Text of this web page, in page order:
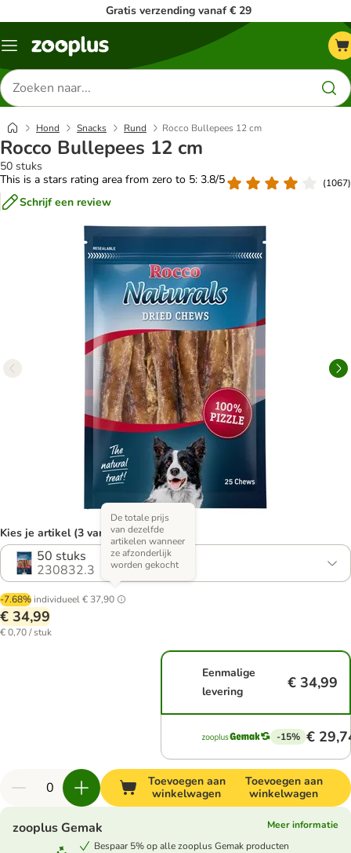
Gratis verzending vanaf € 29
Menu
Zoeken
naar
producten
Hond Snacks Rund Rocco Bullepees 12 cm
Rocco Bullepees 12 cm
50 stuks
This is a stars rating area from zero to 5: 3.8/5
(1067)
Schrijf een review
Kies je artikel (3 varianten)
50 stuks
230832.3
-7.68% individueel€ 37,90
De totale prijs
van dezelfde
artikelen wanneer
ze afzonderlijk
worden gekocht
€ 34,99
€ 0,70 / stuk
Eenmalige
levering
€ 34,99
-15% €
Toevoegen aan
winkelwagen
Toevoegen aan
winkelwagen
zooplus Gemak
Meer informatie
Bespaar 5% op alle zooplus Gemak producten